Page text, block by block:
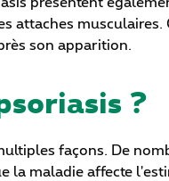
attaches
son apparition.
?
façons. De
la maladie affecte